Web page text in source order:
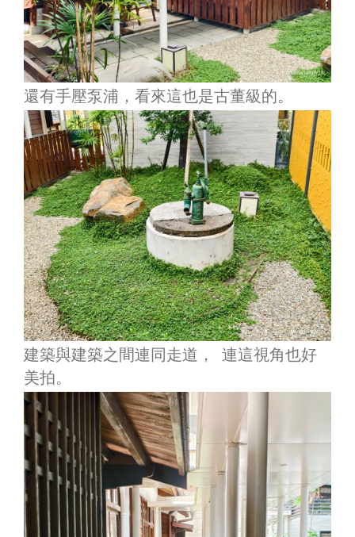
還有手壓泵浦，看來這也是古董級的。
建築與建築之間連同走道， 連這視角也好
美拍。